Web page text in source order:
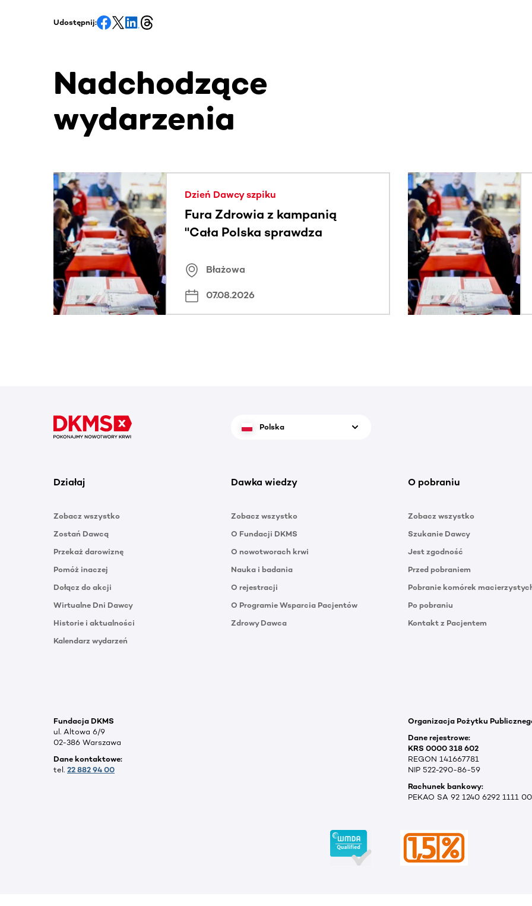
Udostępnij:
Nadchodzące
wydarzenia
Ta sekcja zawiera treści przewijane w poziomie. Użyj klawisza Tab lub przesuń palcem, aby zobaczyć
Dzień Dawcy szpiku
Fura Zdrowia z kampanią
"Cała Polska sprawdza
Błażowa
07.08.2026
Polska
Działaj
Zobacz wszystko
Zostań Dawcą
Przekaż darowiznę
Pomóż inaczej
Dołącz do akcji
Wirtualne Dni Dawcy
Historie i aktualności
Kalendarz wydarzeń
Dawka wiedzy
Zobacz wszystko
O Fundacji DKMS
O nowotworach krwi
Nauka i badania
O rejestracji
O Programie Wsparcia Pacjentów
Zdrowy Dawca
O pobraniu
Zobacz wszystko
Szukanie Dawcy
Jest zgodność
Przed pobraniem
Pobranie komórek
Po pobraniu
Kontakt z Pacjentem
Fundacja DKMS
ul. Altowa 6/9
02-386 Warszawa
Dane kontaktowe:
tel. 22 882 94 00
Organizacja Pożytku
Dane rejestrowe:
KRS 0000 318 602
REGON 141667781
NIP 522-290-86-59
Rachunek bankowy:
PEKAO SA 92 1240 6292 1111